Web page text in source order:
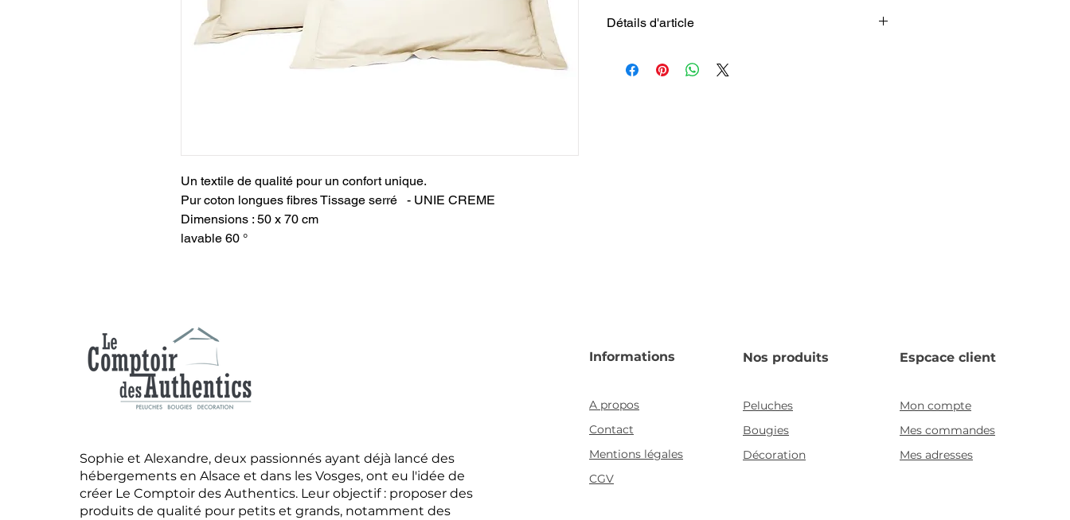
Un textile de qualité pour un confort unique.
Pur coton longues fibres Tissage serré - UNIE CREME
Dimensions : 50 x 70 cm
lavable 60 °
Détails d'article
Dimensions: 50 x 70 cm
Sophie et Alexandre, deux passionnés ayant déjà lancé des
hébergements en Alsace et dans les Vosges, ont eu l'idée de
créer Le Comptoir des Authentics. Leur objectif : proposer des
produits de qualité pour petits et grands, notamment des
Informations
A propos
Contact
Mentions légales
CGV
Nos produits
Peluches
Bougies
Décoration
Espcace client
Mon compte
Mes commandes
Mes adresses